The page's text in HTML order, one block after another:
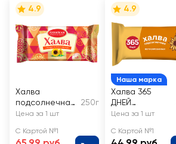
4.9
Халва
подсолнечная
АЗОВСКАЯ КФ
250г
Цена за 1 шт
С Картой №1
Наша марка
4.9
Халва 365
ДНЕЙ
Подсолнечная
Цена за 1 шт
С Картой №1